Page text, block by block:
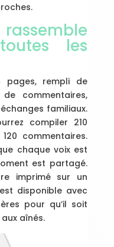
les
pages, rempli de
commentaires,
familiaux.
compiler 210
commentaires.
chaque voix est
est partagé.
imprimé sur un
disponible avec
pour qu’il soit
aînés.